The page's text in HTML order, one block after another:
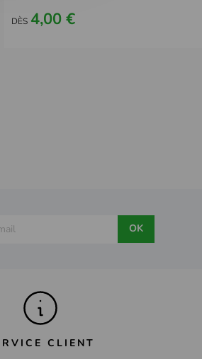
DÈS 4,00 €
OK
CLIENT